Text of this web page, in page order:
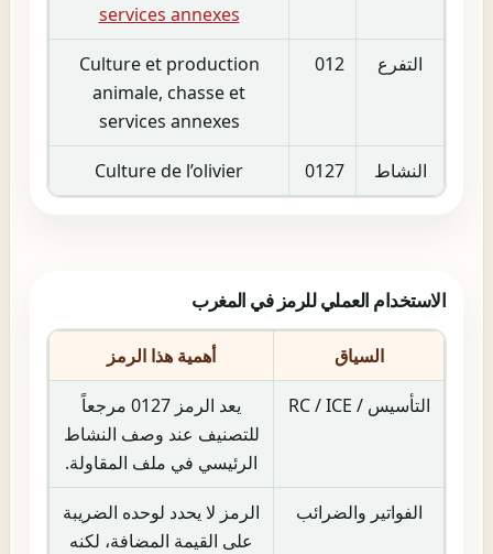
services annexes
التفرع 012
Culture et production
animale, chasse et
services annexes
النشاط 0127
Culture de l’olivier
الاستخدام العملي للرمز في المغرب
السياق أهمية هذا الرمز
التأسيس / RC / ICE
يعد الرمز 0127 مرجعاً
للتصنيف عند وصف النشاط
الرئيسي في ملف المقاولة.
الفواتير والضرائب
الرمز لا يحدد لوحده الضريبة
على القيمة المضافة، لكنه